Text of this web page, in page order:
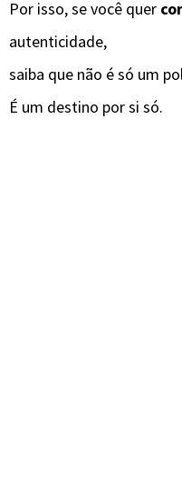
Por isso, se você quer
autenticidade,
saiba que não é só um
É um destino por si só.